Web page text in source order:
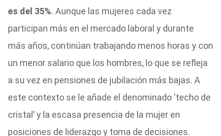
es del 35%. Aunque las mujeres cada vez
participan más en el mercado laboral y durante
más años, continúan trabajando menos horas y con
un menor salario que los hombres, lo que se refleja
a su vez en pensiones de jubilación más bajas. A
este contexto se le añade el denominado ‘techo de
cristal’ y la escasa presencia de la mujer en
posiciones de liderazgo y toma de decisiones.